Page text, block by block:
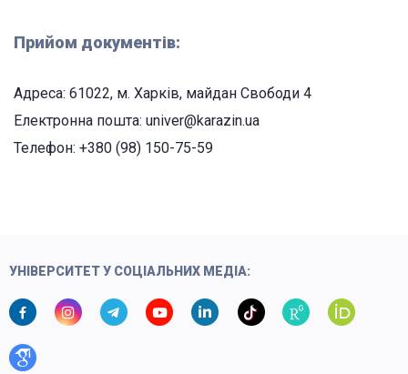
Прийом документів:
Адреса: 61022, м. Харків, майдан Свободи 4
Електронна пошта: univer@karazin.ua
Телефон: +380 (98) 150-75-59
УНІВЕРСИТЕТ У СОЦІАЛЬНИХ МЕДІА: